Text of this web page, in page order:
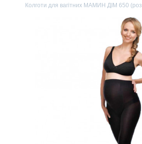
Колготи для вагітних МАМИН ДІМ 650